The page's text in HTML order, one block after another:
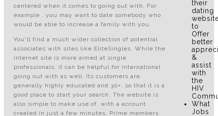
centered when it comes to going out with. For
example , you may want to date somebody who
would be able to increase a family with you.
You'll find a much wider collection of potential
associates with sites like EliteSingles. While the
internet site is more aimed at single
professionals, it can be helpful for international
going out with as well. Its customers are
generally highly educated and 30+, so that it is a
good place to start your search. The website is
also simple to make use of, with a account
created in just a few minutes. Prime members
their
dating
to
Offer
better
&
assist
with
the
HIV
What
Jobs